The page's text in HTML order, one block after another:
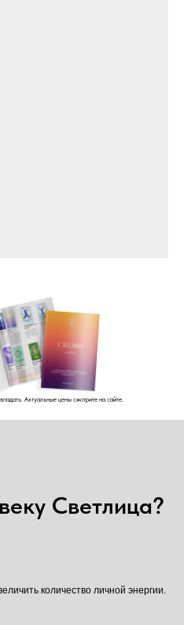
Актуальные цены смотрите на сайте.
Светлица?
количество личной энергии.